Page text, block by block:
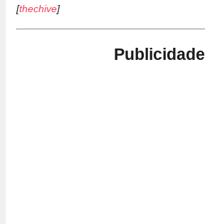
[thechive]
Publicidade